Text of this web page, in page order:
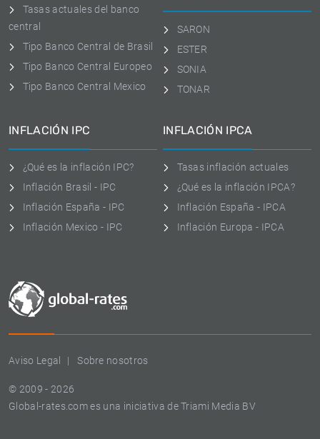
Aviso Legal Sobre nosotros
© 2009 - 2026
Global-rates.com es una iniciativa de Triami Media BV
Tasas actuales del banco
central
Tipo Banco Central de Brasil
Tipo Banco Central Europeo
Tipo Banco Central Mexico
SARON
ESTER
SONIA
TONAR
INFLACIÓN IPC
¿Qué es la inflación IPC?
Inflación Brasil - IPC
Inflación España - IPC
Inflación Mexico - IPC
INFLACIÓN IPCA
Tasas inflación actuales
¿Qué es la inflación IPCA?
Inflación España - IPCA
Inflación Europa - IPCA